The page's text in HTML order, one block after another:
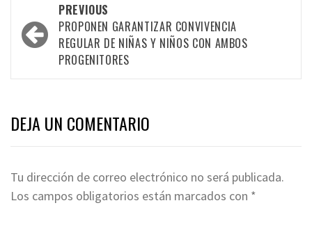
navigation
PREVIOUS
PROPONEN GARANTIZAR CONVIVENCIA
REGULAR DE NIÑAS Y NIÑOS CON AMBOS
PROGENITORES
DEJA UN COMENTARIO
Tu dirección de correo electrónico no será publicada.
Los campos obligatorios están marcados con *